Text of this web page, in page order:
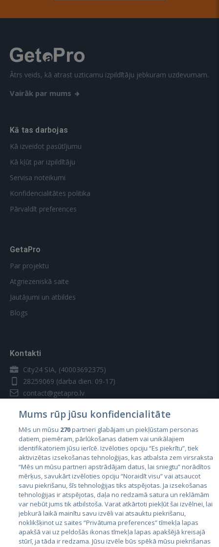
Ātrs veids, kā atrast uzticamu izpildītāju jebkuram uzdevumam.
Vairāk par mums
Kā tas darbojas
Kā izveidot pasūtījumu
Kā kļūt par izpildītāju
Servisa noteikumi
Konfidencialitātes politika
Pārvaldīt preferences
GetaPro
Par projektu
Atgriezeniskā saite
Jautājumi un atbildes
Blogs
Kontakti
City24 SIA, (40003692375)
28259069 (darba dien. 09-17)
contact@getapro.lv
Valstis
Igaunija
Latvija
Lietuva
Mums rūp jūsu konfidencialitāte
Mēs un mūsu 270partneri glabājam un piekļūstam personas
datiem, piemēram, pārlūkošanas datiem vai unikālajiem
identifikatoriem jūsu ierīcē. Izvēloties opciju “Es piekrītu”, tiek
aktivizētas izsekošanas tehnoloģijas, kas atbalsta zem virsraksta
“Mēs un mūsu partneri apstrādājam datus, lai sniegtu” norādītos
mērķus, savukārt izvēloties opciju “Noraidīt visu” vai atsaucot
savu piekrišanu, šīs tehnoloģijas tiks atspējotas. Ja izsekošanas
tehnoloģijas ir atspējotas, daļa no redzamā satura un reklāmām
var nebūt jums tik atbilstoša. Varat atkārtoti piekļūt šai izvēlnei, lai
jebkurā laikā mainītu savu izvēli vai atsauktu piekrišanu,
noklikšķinot uz saites “Privātuma preferences” tīmekļa lapas
apakšā vai uz peldošās ikonas tīmekļa lapas apakšējā kreisajā
stūrī, ja tāda ir redzama. Jūsu izvēle būs spēkā mūsu piekrišanas